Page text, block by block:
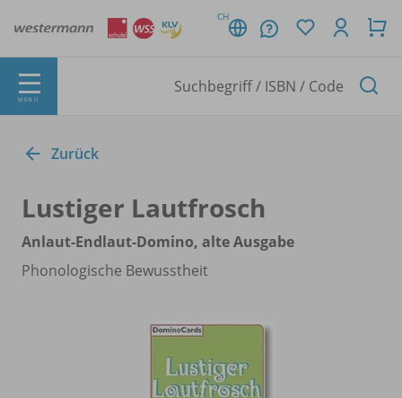
CH
MENÜ
Zurück
Lustiger Lautfrosch
Anlaut-Endlaut-Domino, alte Ausgabe
Phonologische Bewusstheit